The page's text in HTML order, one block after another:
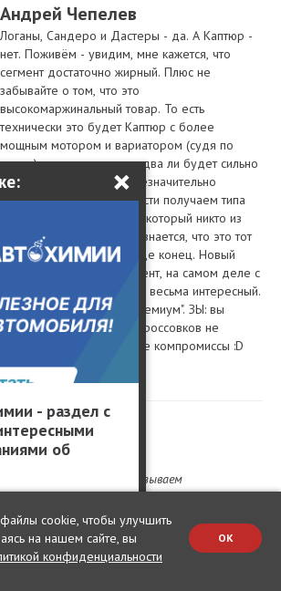
×
- раздел с
об
Андрей Чепелев
Логаны, Сандеро и Дастеры - да. А Каптюр -
нет. Поживём - увидим, мне кажется, что
сегмент достаточно жирный. Плюс не
забывайте о том, что это
высокомаржинальный товар. То есть
технически это будет Каптюр с более
мощным мотором и вариатором (судя по
всему), отделка салона едва ли будет сильно
отличаться. В итоге при незначительно
увеличенной себестоимости получаем типа
имиджевый продукт, про который никто из
Рено под пытками не признается, что это тот
же В0. Иначе всей легенде конец. Новый
маркетинговый эксперимент, на самом деле с
точки зрения автобизнеса весьма интересный.
Может и зайдёт такой "премиум". ЗЫ: вы
забываете, нормальных кроссовков не
бывает, это всё ущербные компромиссы :D
1
9:44
общего силуэта мы называем
купе-кроссовером.
то вазовцы лоханулись и назвали Х-рей
cookie, чтобы улучшить
на нашем сайте, вы
конфиденциальности
OK